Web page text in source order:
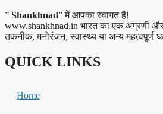
” Shankhnad” में आपका स्वागत है!
www.shankhnad.in भारत का एक अग्रणी और
तकनीक, मनोरंजन, स्वास्थ्य या अन्य महत्वपूर्ण
QUICK LINKS
Home